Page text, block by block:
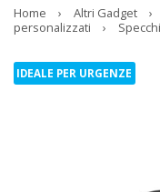
Home › Altri Gadget ›
personalizzati
›
IDEALE PER URGENZE